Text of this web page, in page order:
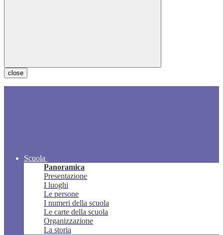
close
Scuola
Panoramica
Presentazione
I luoghi
Le persone
I numeri della scuola
Le carte della scuola
Organizzazione
La storia